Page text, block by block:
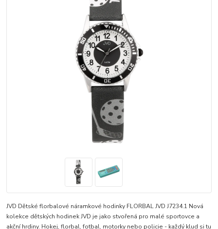
JVD Dětské florbalové náramkové hodinky FLORBAL JVD J7234.1 Nová
kolekce dětských hodinek JVD je jako stvořená pro malé sportovce a
akční hrdiny. Hokej, florbal, fotbal, motorky nebo policie - každý klud si tu